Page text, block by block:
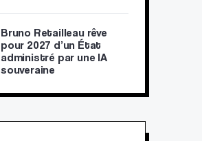
Bruno Retailleau rêve
pour 2027 d’un État
administré par une IA
souveraine